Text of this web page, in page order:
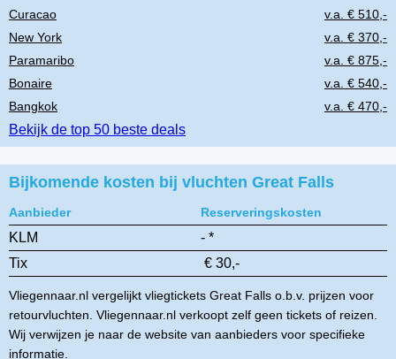
Curacao
v.a. € 510,-
New York
v.a. € 370,-
Paramaribo
v.a. € 875,-
Bonaire
v.a. € 540,-
Bangkok
v.a. € 470,-
Bekijk de top 50 beste deals
Bijkomende kosten bij vluchten Great Falls
Aanbieder Reserveringskosten
KLM
- *
Tix
€ 30,-
Vliegennaar.nl vergelijkt vliegtickets Great Falls o.b.v. prijzen voor
retourvluchten. Vliegennaar.nl verkoopt zelf geen tickets of reizen.
Wij verwijzen je naar de website van aanbieders voor specifieke
informatie.